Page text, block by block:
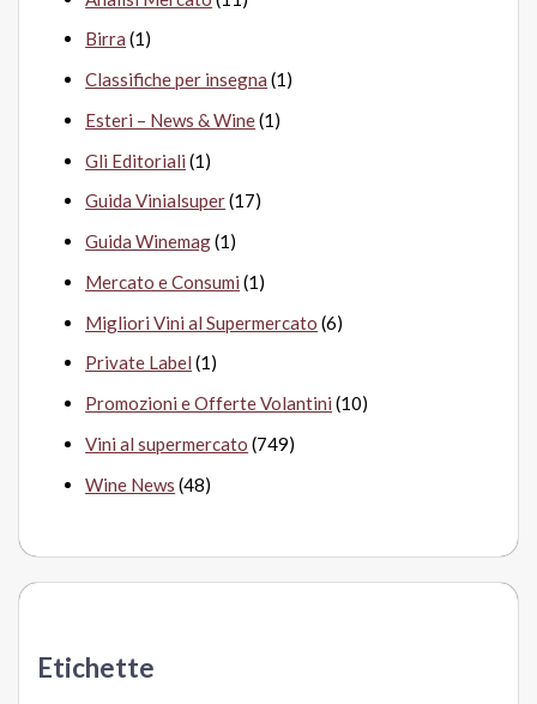
Birra (1)
Classifiche per insegna (1)
Esteri – News & Wine(1)
Gli Editoriali (1)
Guida Vinialsuper(17)
Guida Winemag(1)
Mercato e Consumi (1)
Migliori Vini al Supermercato (6)
Private Label (1)
Promozioni e Offerte Volantini (10)
Vini al supermercato (749)
Wine News (48)
Etichette